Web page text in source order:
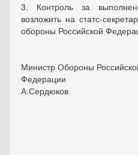
3. Контроль за
возложить на статс-
обороны Российской
Министр Обороны
А.Сердюков